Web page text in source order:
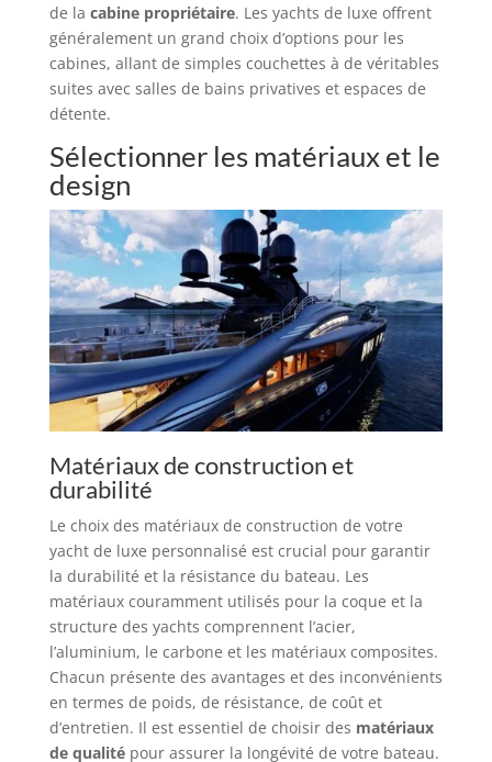
de la cabine propriétaire. Les yachts de luxe offrent
généralement un grand choix d’options pour les
cabines, allant de simples couchettes à de véritables
suites avec salles de bains privatives et espaces de
détente.
Sélectionner les matériaux et le
design
Matériaux de construction et
durabilité
Le choix des matériaux de construction de votre
yacht de luxe personnalisé est crucial pour garantir
la durabilité et la résistance du bateau. Les
matériaux couramment utilisés pour la coque et la
structure des yachts comprennent l’acier,
l’aluminium, le carbone et les matériaux composites.
Chacun présente des avantages et des inconvénients
en termes de poids, de résistance, de coût et
d’entretien. Il est essentiel de choisir des matériaux
de qualitépour assurer la longévité de votre bateau.